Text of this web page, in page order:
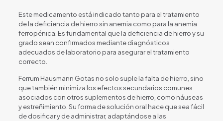
Este medicamento está indicado tanto para el tratamiento
de la deficiencia de hierro sin anemia como para la anemia
ferropénica. Es fundamental que la deficiencia de hierro y su
grado sean confirmados mediante diagnósticos
adecuados de laboratorio para asegurar el tratamiento
correcto.
Ferrum Hausmann Gotas no solo suple la falta de hierro, sino
que también minimiza los efectos secundarios comunes
asociados con otros suplementos de hierro, como náuseas
y estreñimiento. Su forma de solución oral hace que sea fácil
de dosificar y de administrar, adaptándose a las